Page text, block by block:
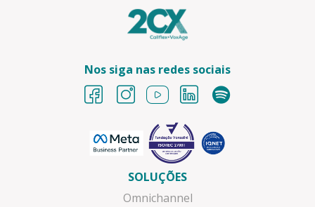
Nos siga nas redes sociais
SOLUÇÕES
Omnichannel